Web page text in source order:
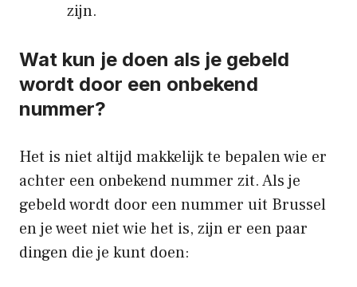
zijn.
Wat kun je doen als je gebeld
wordt door een onbekend
nummer?
Het is niet altijd makkelijk te bepalen wie er
achter een onbekend nummer zit. Als je
gebeld wordt door een nummer uit Brussel
en je weet niet wie het is, zijn er een paar
dingen die je kunt doen: